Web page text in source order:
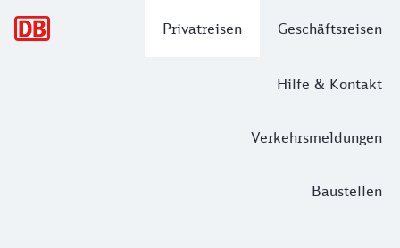
Privatreisen Geschäftsreisen
Hilfe & Kontakt
Verkehrsmeldungen
Baustellen